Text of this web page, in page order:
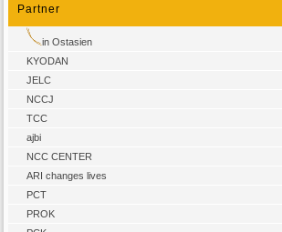
Partner
in Ostasien
KYODAN
JELC
NCCJ
TCC
ajbi
NCC CENTER
ARI changes lives
PCT
PROK